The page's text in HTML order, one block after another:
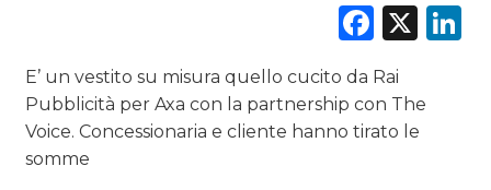
RADIO / AUDIO
TV
X
E’ un vestito su misura quello cucito da Rai
Pubblicità per Axa con la partnership con The
Voice. Concessionaria e cliente hanno tirato le
somme